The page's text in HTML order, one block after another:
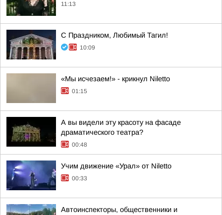
11:13
С Праздником, Любимый Тагил!
10:09
«Мы исчезаем!» - крикнул Niletto
01:15
А вы видели эту красоту на фасаде
драматического театра?
00:48
Учим движение «Урал» от Niletto
00:33
Автоинспекторы, общественники и